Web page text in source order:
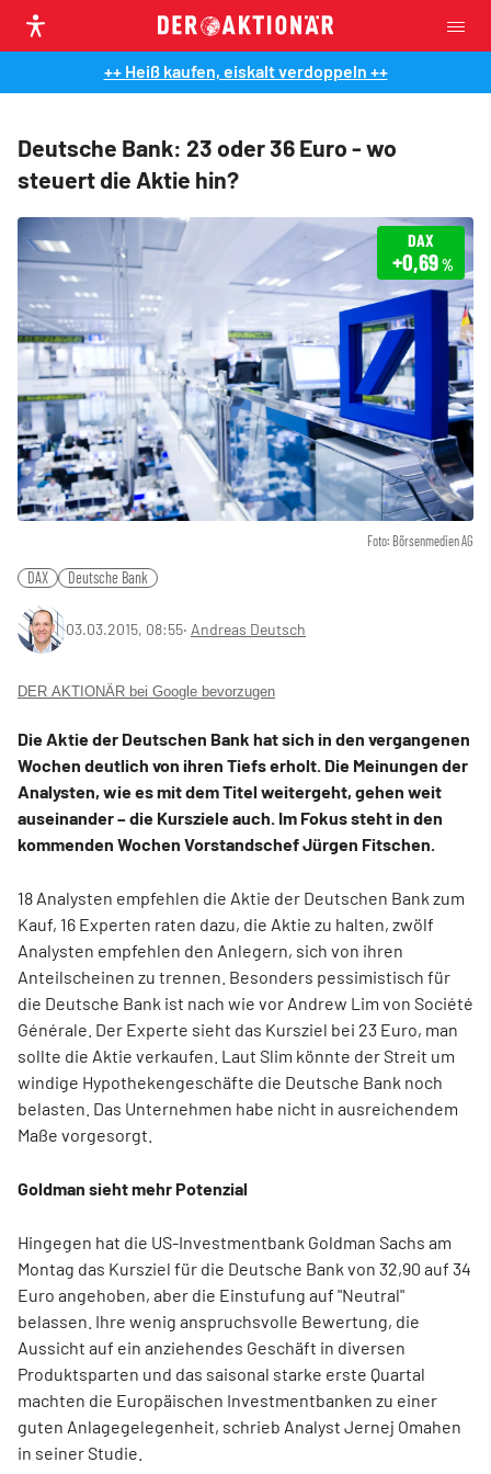
++ Heiß kaufen, eiskalt verdoppeln ++
Deutsche Bank: 23 oder 36 Euro - wo
steuert die Aktie hin?
Foto: Börsenmedien AG
DAX
+0,69%
DAX Deutsche Bank
03.03.2015, 08:55‧ Andreas Deutsch
DER AKTIONÄR bei Google bevorzugen
Die Aktie der Deutschen Bank hat sich in den vergangenen
Wochen deutlich von ihren Tiefs erholt. Die Meinungen der
Analysten, wie es mit dem Titel weitergeht, gehen weit
auseinander – die Kursziele auch. Im Fokus steht in den
kommenden Wochen Vorstandschef Jürgen Fitschen.
18 Analysten empfehlen die Aktie der Deutschen Bank zum
Kauf, 16 Experten raten dazu, die Aktie zu halten, zwölf
Analysten empfehlen den Anlegern, sich von ihren
Anteilscheinen zu trennen. Besonders pessimistisch für
die Deutsche Bank ist nach wie vor Andrew Lim von Société
Générale. Der Experte sieht das Kursziel bei 23 Euro, man
sollte die Aktie verkaufen. Laut Slim könnte der Streit um
windige Hypothekengeschäfte die Deutsche Bank noch
belasten. Das Unternehmen habe nicht in ausreichendem
Maße vorgesorgt.
Goldman sieht mehr Potenzial
Hingegen hat die US-Investmentbank Goldman Sachs am
Montag das Kursziel für die Deutsche Bank von 32,90 auf 34
Euro angehoben, aber die Einstufung auf "Neutral"
belassen. Ihre wenig anspruchsvolle Bewertung, die
Aussicht auf ein anziehendes Geschäft in diversen
Produktsparten und das saisonal starke erste Quartal
machten die Europäischen Investmentbanken zu einer
guten Anlagegelegenheit, schrieb Analyst Jernej Omahen
in seiner Studie.